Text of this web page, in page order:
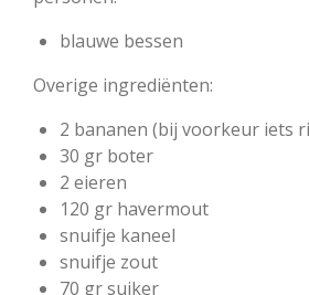
blauwe bessen
Overige ingrediënten:
2 bananen (bij voorkeur iets
30 gr boter
2 eieren
120 gr havermout
snuifje kaneel
snuifje zout
70 gr suiker